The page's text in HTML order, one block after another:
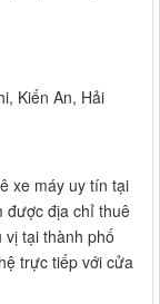
Kiến An, Hải
xe máy uy tín tại
được địa chỉ thuê
tại thành phố
trực tiếp với cửa